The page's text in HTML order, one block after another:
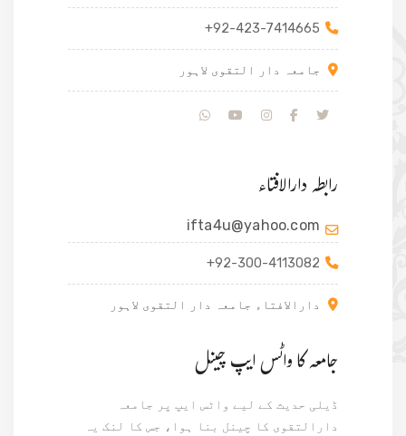
+92-423-7414665
جامعہ دار التقوی لاہور
رابطہ دارالافتاء
ifta4u@yahoo.com
+92-300-4113082
دارالافتاء جامعہ دار التقوی لاہور
جامعہ کا واٹس ایپ چینل
ڈیلی حدیث کے لیے واٹس ایپ پر جامعہ
دارالتقوی کا چینل بنا ہوا، جس کا لنک یہ